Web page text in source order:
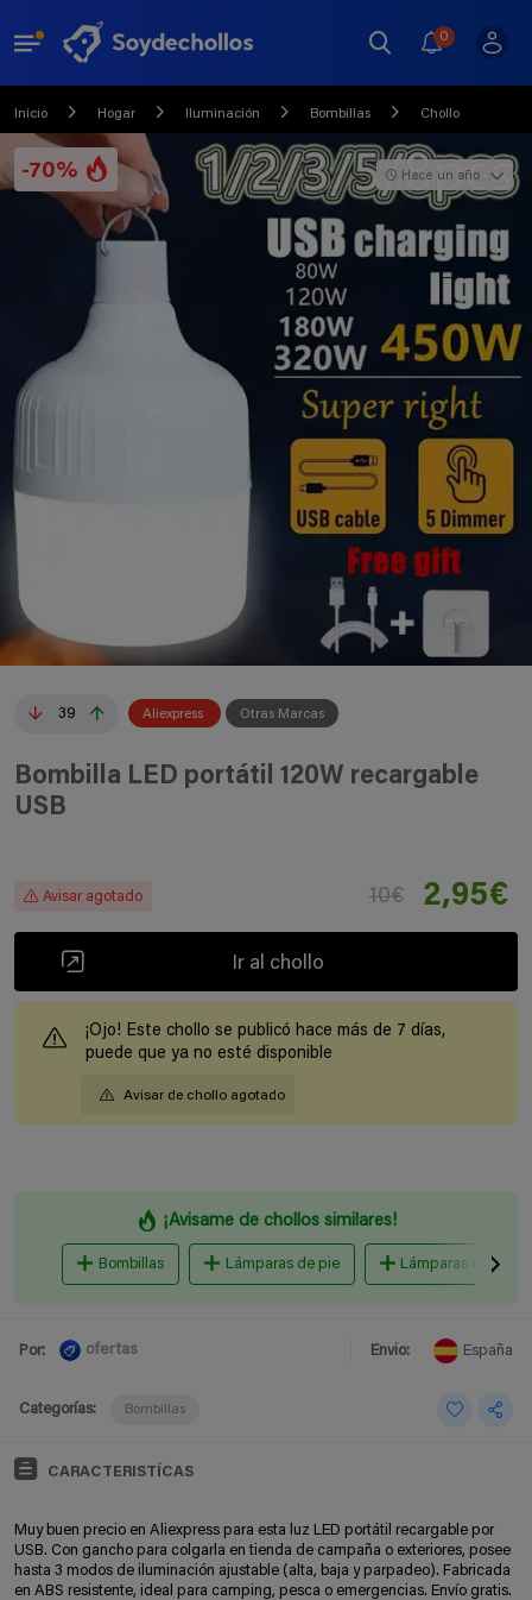
0
Inicio Hogar Iluminación Bombillas Chollo
-70%
39 Aliexpress Otras Marcas
Hace un año
Bombilla LED portátil 120W recargable
USB
Avisar agotado 10€ 2,95€
Ir al chollo
¡Ojo! Este chollo se publicó hace más de 7 días,
puede que ya no esté disponible
Avisar de chollo agotado
¡Avisame de chollos similares!
Bombillas Lámparas de pie Lámparas de
Por: ofertas Envio: España
Categorías: Bombillas
CARACTERISTÍCAS
Muy buen precio en Aliexpress para esta luz LED portátil recargable por
USB. Con gancho para colgarla en tienda de campaña o exteriores, posee
hasta 3 modos de iluminación ajustable (alta, baja y parpadeo). Fabricada
en ABS resistente, ideal para camping, pesca o emergencias. Envío gratis.